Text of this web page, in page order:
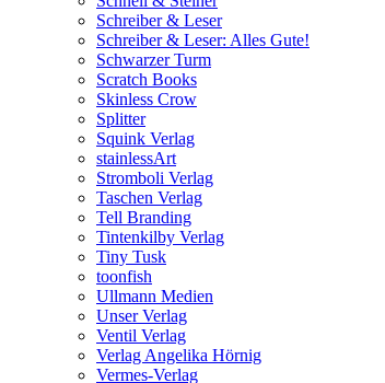
Schreiber & Leser
Schreiber & Leser: Alles Gute!
Schwarzer Turm
Scratch Books
Skinless Crow
Splitter
Squink Verlag
stainlessArt
Stromboli Verlag
Taschen Verlag
Tell Branding
Tintenkilby Verlag
Tiny Tusk
toonfish
Ullmann Medien
Unser Verlag
Ventil Verlag
Verlag Angelika Hörnig
Vermes-Verlag